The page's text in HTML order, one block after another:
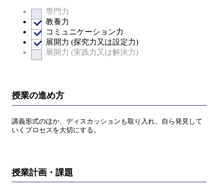
専門力
教養力
コミュニケーション力
展開力 (探究力又は設定力)
展開力 (実践力又は解決力)
授業の進め方
講義形式のほか、ディスカッションも取り入れ、自ら発見して
いくプロセスを大切にする。
授業計画・課題